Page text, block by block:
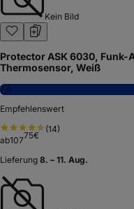
Kein Bild
Protector ASK 6030,
Thermosensor, Weiß
7,6
Empfehlenswert
(14)
ab10775€
Lieferung 8. – 11. Aug.